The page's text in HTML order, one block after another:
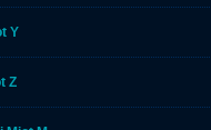
Y
Z